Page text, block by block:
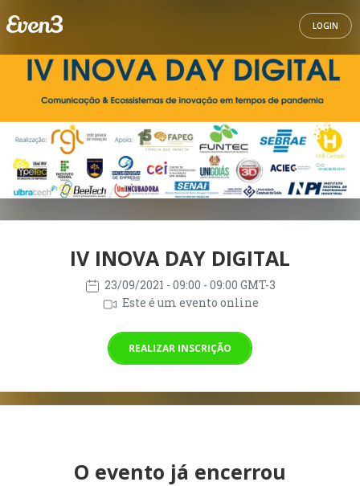
LOGIN
IV INOVA DAY DIGITAL
23/09/2021 - 09:00 - 09:00 GMT-3
Este é um evento online
REALIZAR INSCRIÇÃO
O evento já encerrou